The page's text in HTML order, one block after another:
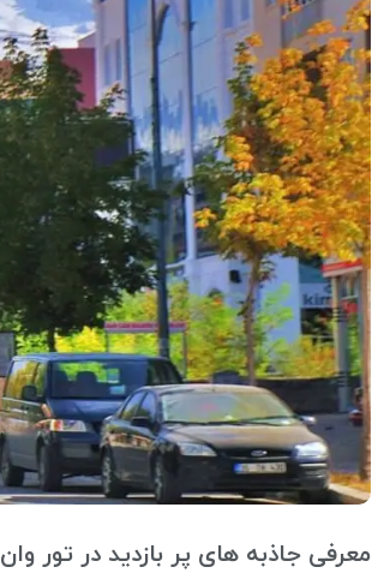
معرفی جاذبه های پر بازدید در تور وان